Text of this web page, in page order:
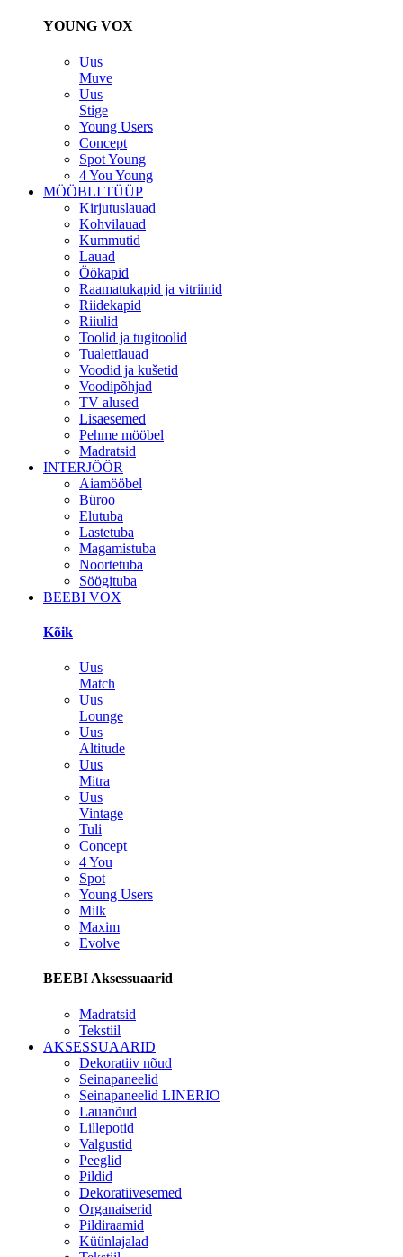
YOUNG VOX
Uus
Muve
Uus
Stige
Young Users
Concept
Spot Young
4 You Young
MÖÖBLI TÜÜP
Kirjutuslauad
Kohvilauad
Kummutid
Lauad
Öökapid
Raamatukapid ja vitriinid
Riidekapid
Riiulid
Toolid ja tugitoolid
Tualettlauad
Voodid ja kušetid
Voodipõhjad
TV alused
Lisaesemed
Pehme mööbel
Madratsid
INTERJÖÖR
Aiamööbel
Büroo
Elutuba
Lastetuba
Magamistuba
Noortetuba
Söögituba
BEEBI VOX
Kõik
Uus
Match
Uus
Lounge
Uus
Altitude
Uus
Mitra
Uus
Vintage
Tuli
Concept
4 You
Spot
Young Users
Milk
Maxim
Evolve
BEEBI Aksessuaarid
Madratsid
Tekstiil
AKSESSUAARID
Dekoratiiv nõud
Seinapaneelid
Seinapaneelid LINERIO
Lauanõud
Lillepotid
Valgustid
Peeglid
Pildid
Dekoratiivesemed
Organaiserid
Pildiraamid
Küünlajalad